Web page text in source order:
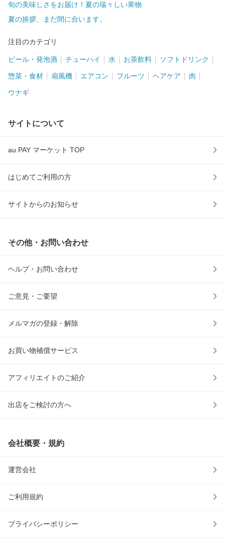
旬の美味しさをお届け！夏の瑞々しい果物
夏の挨拶、まだ間に合います。
注目のカテゴリ
ビール・発泡酒 チューハイ 水 お茶飲料 ソフトドリンク
惣菜・食材 扇風機 エアコン フルーツ ヘアケア 肉
ウナギ
サイトについて
au PAY マーケット TOP
はじめてご利用の方
サイトからのお知らせ
その他・お問い合わせ
ヘルプ・お問い合わせ
ご意見・ご要望
メルマガの登録・解除
お買い物補償サービス
アフィリエイトのご紹介
出店をご検討の方へ
会社概要・規約
運営会社
ご利用規約
プライバシーポリシー